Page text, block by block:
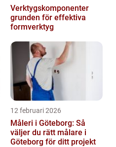
Verktygskomponenter
grunden för effektiva
formverktyg
12 februari 2026
Måleri i Göteborg: Så
väljer du rätt målare i
Göteborg för ditt projekt